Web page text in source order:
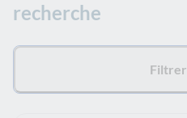
recherche
Tous les filtres appliqués :
Filtrer